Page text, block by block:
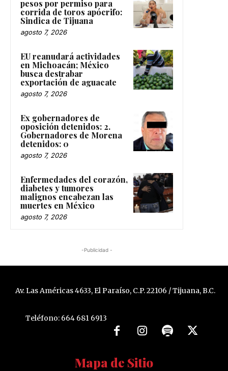
pesos por permiso para
corrida de toros apócrifo:
Sindica de Tijuana
agosto 7, 2026
EU reanudará actividades
en Michoacán; México
busca destrabar
exportación de aguacate
agosto 7, 2026
Ex gobernadores de
oposición detenidos: 2.
Gobernadores de Morena
detenidos: 0
agosto 7, 2026
Enfermedades del corazón,
diabetes y tumores
malignos encabezan las
muertes en México
agosto 7, 2026
-Publicidad -
Av. Las Américas 4633, El Paraíso, C.P. 22106 / Tijuana, B.C.
Teléfono: 664 681 6913
Mapa de Sitio